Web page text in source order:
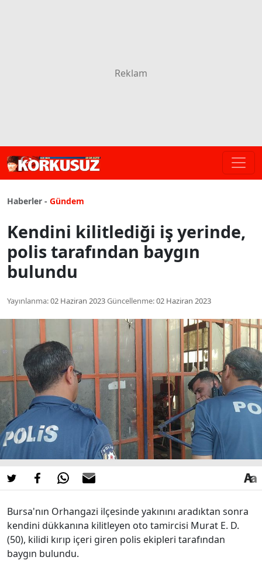
Haberler - Gündem
Kendini kilitlediği iş yerinde,
polis tarafından baygın
bulundu
Yayınlanma:02 Haziran 2023Güncellenme:02 Haziran 2023
Bursa'nın Orhangazi ilçesinde yakınını aradıktan sonra
kendini dükkanına kilitleyen oto tamircisi Murat E. D.
(50), kilidi kırıp içeri giren polis ekipleri tarafından
baygın bulundu.